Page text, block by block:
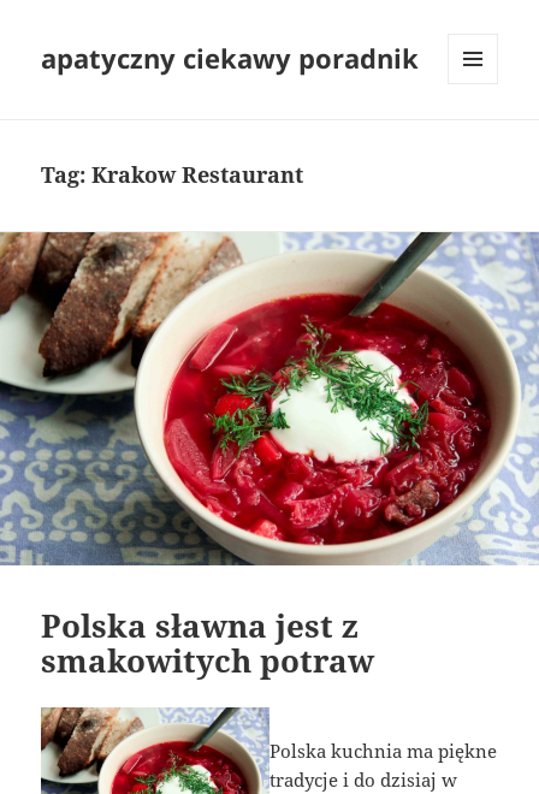
apatyczny ciekawy poradnik
Tag:Krakow Restaurant
Polska sławna jest z
smakowitych potraw
Polska kuchnia ma piękne
tradycje i do dzisiaj w